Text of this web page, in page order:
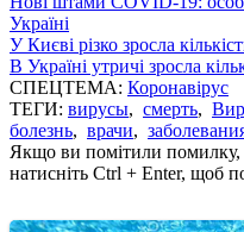
Україні
У Києві різко зросла
В Україні утричі зросла
СПЕЦТЕМА: Коронавірус
ТЕГИ: вирусы, смерть,
болезнь, врачи,
Якщо ви помітили помилку,
натисніть Ctrl + Enter, щоб